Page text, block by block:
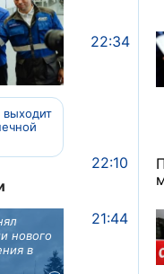
выходит
нового
в
Под
субботу
фестиваль
22:34
22:10
21:44